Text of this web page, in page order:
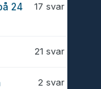
17 svar
24
21 svar
2 svar